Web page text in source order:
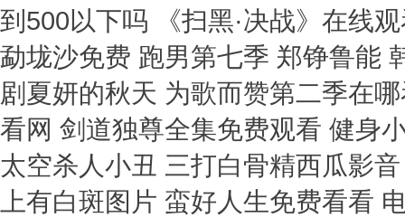
到500以下吗 《扫黑·决战》在线
勐垅沙免费 跑男第七季 郑铮鲁能
剧夏妍的秋天 为歌而赞第二季在
看网 剑道独尊全集免费观看 健身
太空杀人小丑 三打白骨精西瓜影
上有白斑图片 蛮好人生免费看看